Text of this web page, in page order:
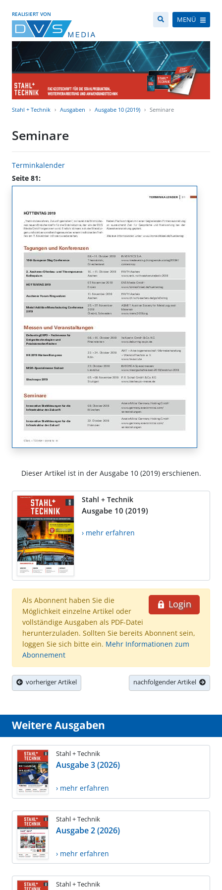
REALISIERT VON
MENÜ
Stahl + Technik Ausgaben Ausgabe 10 (2019) Seminare
Seminare
Terminkalender
Seite 81:
Dieser Artikel ist in der Ausgabe 10 (2019) erschienen.
Stahl + Technik
Ausgabe 10 (2019)
› mehr erfahren
Login
Als Abonnent haben Sie die
Möglichkeit einzelne Artikel oder
vollständige Ausgaben als PDF-Datei
herunterzuladen. Sollten Sie bereits Abonnent sein,
loggen Sie sich bitte ein. Mehr Informationen zum
Abonnement
vorheriger Artikel nachfolgender Artikel
Weitere Ausgaben
Stahl + Technik
Ausgabe 3 (2026)
› mehr erfahren
Stahl + Technik
Ausgabe 2 (2026)
› mehr erfahren
Stahl + Technik